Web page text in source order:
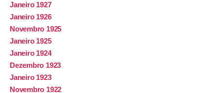
Janeiro 1927
Janeiro 1926
Novembro 1925
Janeiro 1925
Janeiro 1924
Dezembro 1923
Janeiro 1923
Novembro 1922